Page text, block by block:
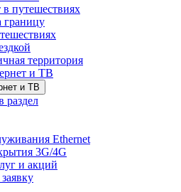
путешествиях
границу
территория
и ТВ
и ТВ
раздел
Ethernet
3G/4G
и акций